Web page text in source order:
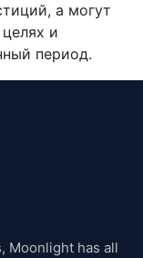
а могут
и
период.
Moonlight has all